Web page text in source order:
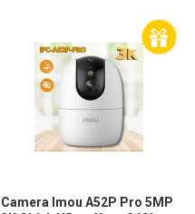
Camera Imou A52P Pro 5MP